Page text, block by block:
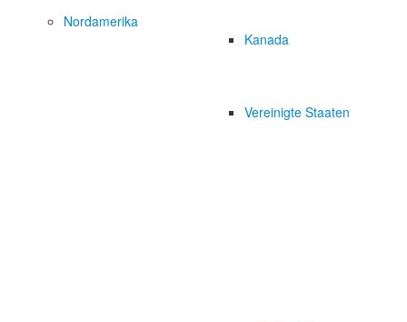
Nordamerika
Kanada
Vereinigte Staaten